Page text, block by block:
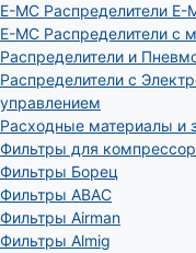
E-MC Распределители
E-MC Распределители с
Распределители и
Распределители с
управлением
Расходные материалы и
Фильтры для
Фильтры Борец
Фильтры ABAC
Фильтры Airman
Фильтры Almig